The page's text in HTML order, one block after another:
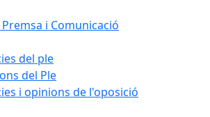
i Comunicació
del ple
del Ple
i opinions de l'oposició